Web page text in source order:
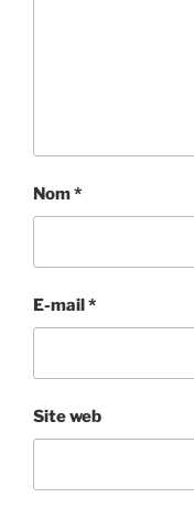
Nom*
E-mail*
Site web